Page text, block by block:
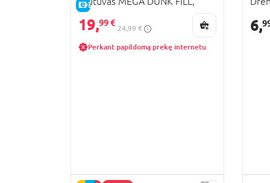
E-KAINA
G09995L0
19,99 €
24,99 €
Perkant papildomą prekę internetu
6,